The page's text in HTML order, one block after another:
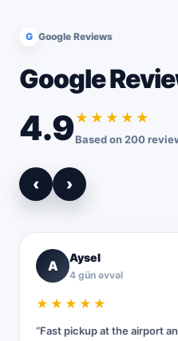
G Google Reviews
Google
4.9★★★★★
Based on 200
‹ ›
A
Aysel
4 gün əvvəl
★★★★★
“Fast pickup at the airport